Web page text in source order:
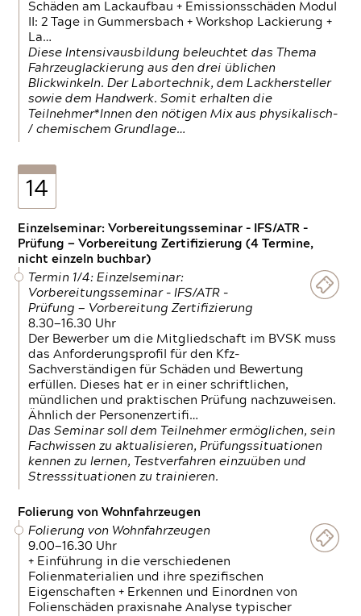
Schäden am Lackaufbau + Emissionsschäden Modul
II: 2 Tage in Gummersbach + Workshop Lackierung +
La…
Diese Intensivausbildung beleuchtet das Thema
Fahrzeuglackierung aus den drei üblichen
Blickwinkeln. Der Labortechnik, dem Lackhersteller
sowie dem Handwerk. Somit erhalten die
Teilnehmer*Innen den nötigen Mix aus physikalisch-
/ chemischem Grundlage…
14
Einzelseminar: Vorbereitungsseminar - IFS/ATR -
Prüfung — Vorbereitung Zertifizierung (4 Termine,
nicht einzeln buchbar)
Termin 1/4: Einzelseminar:
Vorbereitungsseminar - IFS/ATR -
Prüfung — Vorbereitung Zertifizierung
8.30—16.30 Uhr
Der Bewerber um die Mitgliedschaft im BVSK muss
das Anforderungsprofil für den Kfz-
Sachverständigen für Schäden und Bewertung
erfüllen. Dieses hat er in einer schriftlichen,
mündlichen und praktischen Prüfung nachzuweisen.
Ähnlich der Personenzertifi…
Das Seminar soll dem Teilnehmer ermöglichen, sein
Fachwissen zu aktualisieren, Prüfungssituationen
kennen zu lernen, Testverfahren einzuüben und
Stresssituationen zu trainieren.
Folierung von Wohnfahrzeugen
Folierung von Wohnfahrzeugen
9.00—16.30 Uhr
+ Einführung in die verschiedenen
Folienmaterialien und ihre spezifischen
Eigenschaften + Erkennen und Einordnen von
Folienschäden praxisnahe Analyse typischer